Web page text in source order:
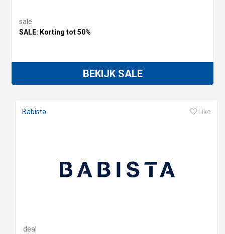
sale
SALE: Korting tot 50%
BEKIJK SALE
Babista Like
deal